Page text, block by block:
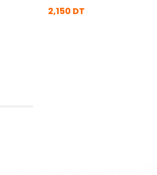
2,150 DT